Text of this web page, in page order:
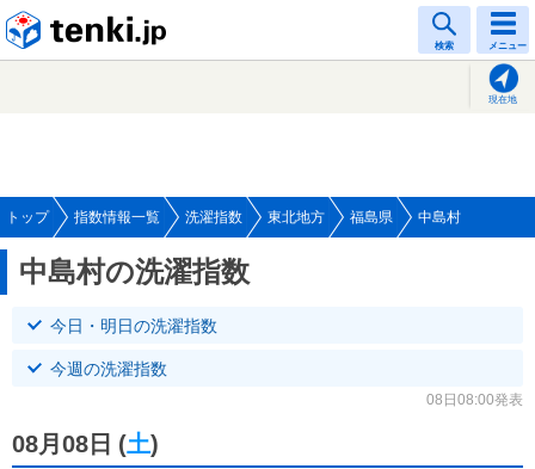
検索 メニュー
現在地
トップ 指数情報一覧 洗濯指数 東北地方 福島県 中島村
中島村の洗濯指数
今日・明日の洗濯指数
今週の洗濯指数
08日08:00発表
08月08日 (土)